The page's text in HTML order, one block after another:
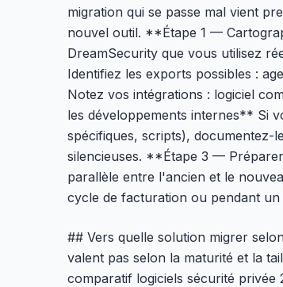
migration qui se passe mal vient
nouvel outil. **Étape 1 —
DreamSecurity que vous utilisez
Identifiez les exports possibles :
Notez vos intégrations : logiciel
les développements internes** Si
spécifiques, scripts), documentez-
silencieuses. **Étape 3 —
parallèle entre l'ancien et le
cycle de facturation ou pendant un
## Vers quelle solution migrer
valent pas selon la maturité et la
comparatif logiciels sécurité